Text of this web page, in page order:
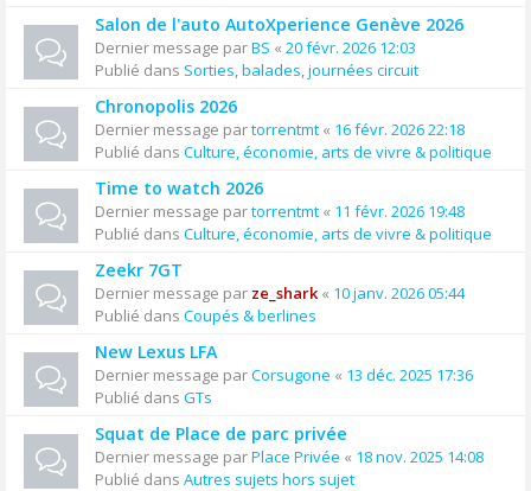
Salon de l'auto AutoXperience Genève 2026
Dernier message parBS « 20 févr. 2026 12:03
Publié dans Sorties, balades, journées circuit
Chronopolis 2026
Dernier message partorrentmt « 16 févr. 2026 22:18
Publié dans Culture, économie, arts de vivre & politique
Time to watch 2026
Dernier message partorrentmt « 11 févr. 2026 19:48
Publié dans Culture, économie, arts de vivre & politique
Zeekr 7GT
Dernier message par ze_shark« 10 janv. 2026 05:44
Publié dans Coupés & berlines
New Lexus LFA
Dernier message parCorsugone « 13 déc. 2025 17:36
Publié dans GTs
Squat de Place de parc privée
Dernier message parPlace Privée « 18 nov. 2025 14:08
Publié dans Autres sujets hors sujet